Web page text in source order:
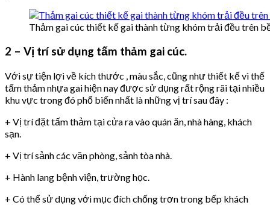
Thảm gai cúc thiết kế gai thành từng khóm trải đều trên
2 – Vị trí sử dụng tấm thảm gai cúc.
Với sự tiện lợi về kích thước , màu sắc, cũng như thiết kế vì thế
tấm thảm nhựa gai hiện nay được sử dụng rất rộng rãi tại nhiều
khu vực trong đó phổ biến nhất là những vị trí sau đây :
+ Vị trí đặt tấm thảm tại cửa ra vào quán ăn, nhà hàng, khách
sạn.
+ Vị trí sảnh các văn phòng, sảnh tòa nhà.
+ Hành lang bệnh viện, trường học.
+ Có thể sử dụng với mục đích chống trơn trong bếp khách